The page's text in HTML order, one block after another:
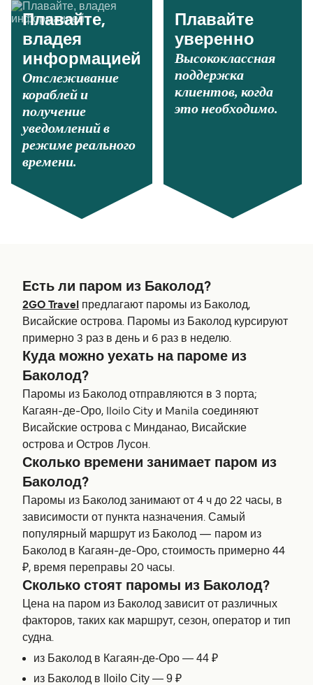
Плавайте,
владея
информацией
Отслеживание
кораблей и
получение
уведомлений в
режиме реального
времени.
Плавайте
уверенно
Высококлассная
поддержка
клиентов, когда
это необходимо.
Есть ли паром из Баколод?
2GO Travel
предлагают паромы из Баколод,
Висайские острова. Паромы из Баколод курсируют
примерно 3 раз в день и 6 раз в неделю.
Куда можно уехать на пароме из
Баколод?
Паромы из Баколод отправляются в 3 порта;
Кагаян-де-Оро, Iloilo City и Manila соединяют
Висайские острова с Минданао, Висайские
острова и Остров Лусон.
Сколько времени занимает паром из
Баколод?
Паромы из Баколод занимают от 4 ч до 22 часы, в
зависимости от пункта назначения. Самый
популярный маршрут из Баколод — паром из
Баколод в Кагаян-де-Оро, стоимость примерно 44
₽, время переправы 20 часы.
Сколько стоят паромы из Баколод?
Цена на паром из Баколод зависит от различных
факторов, таких как маршрут, сезон, оператор и тип
судна.
из Баколод в Кагаян-де-Оро — 44 ₽
из Баколод в Iloilo City — 9 ₽